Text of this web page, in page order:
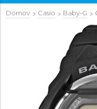
Domov Casio Baby-G